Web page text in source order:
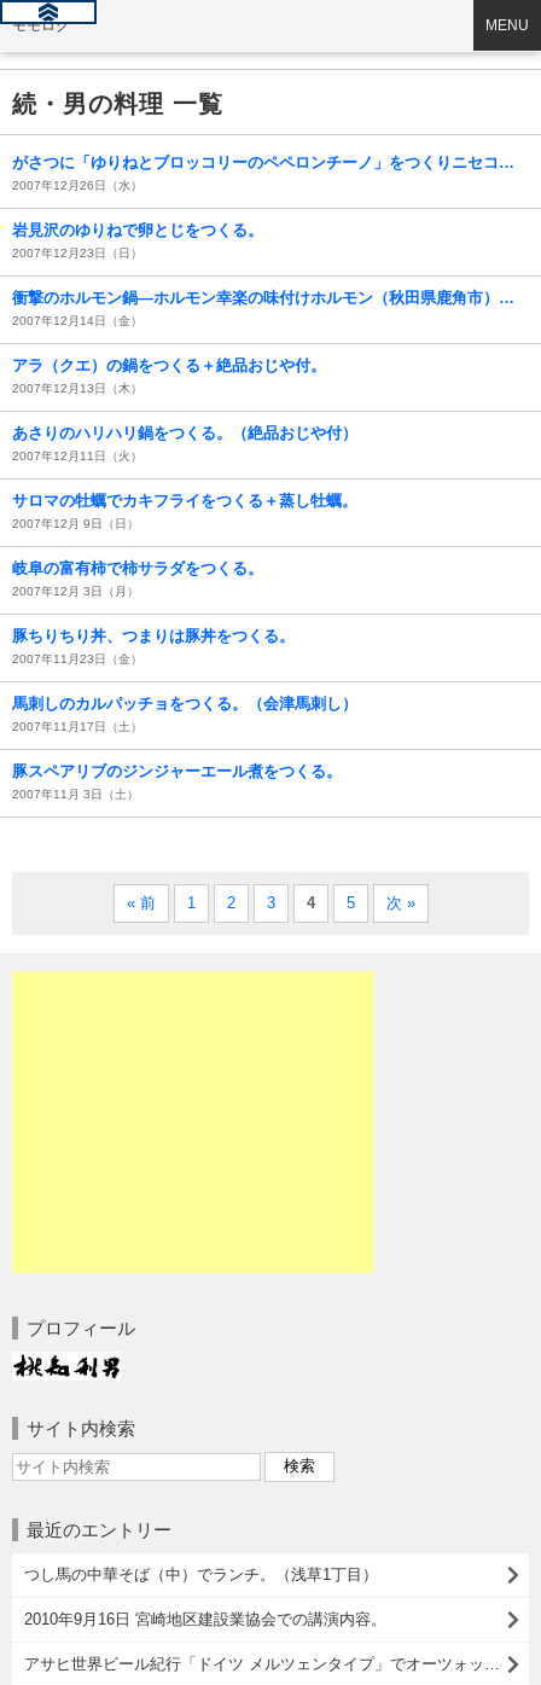
モモログ MENU
続・男の料理 一覧
がさつに「ゆりねとブロッコリーのペペロンチーノ」をつくりニセコ高原ワインの完熟山ぶどう酒を飲む。
2007年12月26日（水）
岩見沢のゆりねで卵とじをつくる。
2007年12月23日（日）
衝撃のホルモン鍋―ホルモン幸楽の味付けホルモン（秋田県鹿角市）＋銀河高原ビール付。
2007年12月14日（金）
アラ（クエ）の鍋をつくる＋絶品おじや付。
2007年12月13日（木）
あさりのハリハリ鍋をつくる。（絶品おじや付）
2007年12月11日（火）
サロマの牡蠣でカキフライをつくる＋蒸し牡蠣。
2007年12月 9日（日）
岐阜の富有柿で柿サラダをつくる。
2007年12月 3日（月）
豚ちりちり丼、つまりは豚丼をつくる。
2007年11月23日（金）
馬刺しのカルパッチョをつくる。（会津馬刺し）
2007年11月17日（土）
豚スペアリブのジンジャーエール煮をつくる。
2007年11月 3日（土）
« 前 1 2 3 4 5 次 »
プロフィール
サイト内検索
最近のエントリー
つし馬の中華そば（中）でランチ。（浅草1丁目）
2010年9月16日 宮崎地区建設業協会での講演内容。
アサヒ世界ビール紀行「ドイツ メルツェンタイプ」でオーツォップフト イズ！